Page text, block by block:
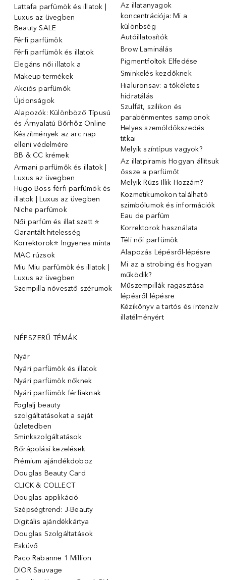
Lattafa parfümök és illatok |
Luxus az üvegben
Beauty SALE
Férfi parfümök
Férfi parfümök és illatok
Elegáns női illatok ️a
Makeup termékek
Akciós parfümök
Újdonságok
Alapozók: Különböző Típusú
és Árnyalatú Bőrhöz Online
Készítmények az arc nap
elleni védelmére
BB & CC krémek
Armani parfümök és illatok |
Luxus az üvegben
Hugo Boss férfi parfümök és
illatok | Luxus az üvegben
Niche parfümok
Női parfüm és illat szett ⭐
Garantált hitelesség
Korrektorok⭐ Ingyenes minta
MAC rúzsok
Miu Miu parfümök és illatok |
Luxus az üvegben
Szempilla növesztő szérumok
Az illatanyagok
koncentrációja: Mi a
különbség
Autóillatosítók
Brow Laminálás
Pigmentfoltok Elfedése
Sminkelés kezdőknek
Hialuronsav: a tökéletes
hidratálás
Szulfát, szilikon és
parabénmentes samponok
Helyes szemöldökszedés
titkai
Melyik színtípus vagyok?
Az illatpiramis Hogyan állítsuk
össze a parfümöt
Melyik Rúzs Illik Hozzám?
Kozmetikumokon található
szimbólumok és információk
Eau de parfüm
Korrektorok használata
Téli női parfümök
Alapozás Lépésről-lépésre
Mi az a strobing és hogyan
működik?
Műszempillák ragasztása
lépésről lépésre
Kézikönyv a tartós és intenzív
illatélményért
NÉPSZERŰ TÉMÁK
Nyár
Nyári parfümök és illatok
Nyári parfümök nőknek
Nyári parfümök férfiaknak
Foglalj beauty
szolgáltatásokat a saját
üzletedben
Sminkszolgáltatások
Bőrápolási kezelések
Prémium ajándékdoboz
Douglas Beauty Card
CLICK & COLLECT
Douglas applikáció
Szépségtrend: J-Beauty
Digitális ajándékkártya
Douglas Szolgáltatások
Esküvő
Paco Rabanne 1 Million
DIOR Sauvage